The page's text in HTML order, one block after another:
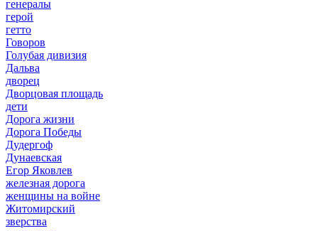
генералы
герой
гетто
Говоров
Голубая дивизия
Дальва
дворец
Дворцовая площадь
дети
Дорога жизни
Дорога Победы
Дудергоф
Дунаевская
Егор Яковлев
железная дорога
женщины на войне
Житомирский
зверства